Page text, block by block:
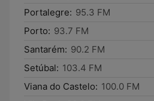
Portalegre: 95.3 FM
Porto: 93.7 FM
Santarém: 90.2 FM
Setúbal: 103.4 FM
Viana do Castelo: 100.0 FM